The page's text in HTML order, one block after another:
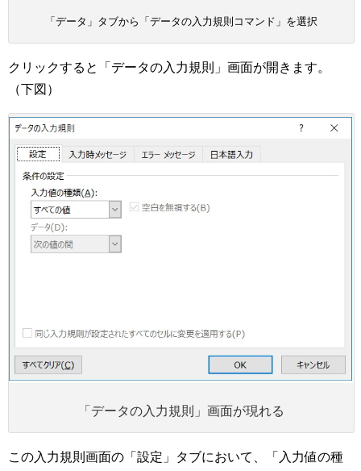
「データ」タブから「データの入力規則コマンド」を選択
クリックすると「データの入力規則」画面が開きます。
（下図）
「データの入力規則」画面が現れる
この入力規則画面の「設定」タブにおいて、「入力値の種